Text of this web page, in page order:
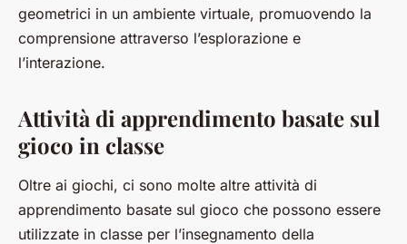
geometrici in un ambiente virtuale, promuovendo la
comprensione attraverso l’esplorazione e
l’interazione.
Attività di apprendimento basate sul
gioco in classe
Oltre ai giochi, ci sono molte altre attività di
apprendimento basate sul gioco che possono essere
utilizzate in classe per l’insegnamento della